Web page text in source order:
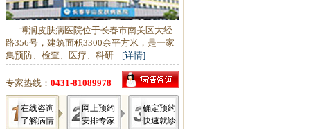
博润皮肤病医院位于长春市南关区大经
路356号，建筑面积3300余平方米，是一家
集预防、检查、医疗、科研... [详情]
专家热线： 0431-81089978
在线咨询
了解病情
网上预约
安排专家
确定预约
快速就诊